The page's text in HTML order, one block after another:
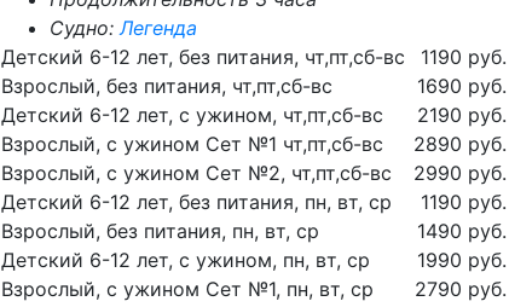
Судно: Легенда
Детский 6-12 лет, без питания, чт,пт,сб-вс
1190 руб.
Взрослый, без питания, чт,пт,сб-вс
1690 руб.
Детский 6-12 лет, с ужином, чт,пт,сб-вс
2190 руб.
Взрослый, с ужином Сет №1 чт,пт,сб-вс
2890 руб.
Взрослый, с ужином Сет №2, чт,пт,сб-вс
2990 руб.
Детский 6-12 лет, без питания, пн, вт, ср
1190 руб.
Взрослый, без питания, пн, вт, ср
1490 руб.
Детский 6-12 лет, с ужином, пн, вт, ср
1990 руб.
Взрослый, с ужином Сет №1, пн, вт, ср
2790 руб.